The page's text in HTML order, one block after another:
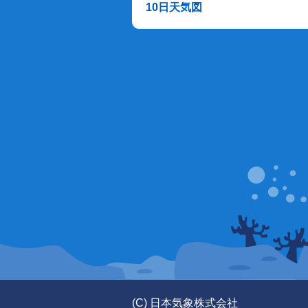
10日天気図
(C) 日本気象株式会社